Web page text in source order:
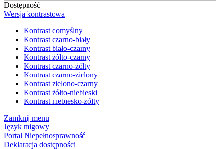
Dostępność
Wersja kontrastowa
Kontrast domyślny
Kontrast czarno-biały
Kontrast biało-czarny
Kontrast żółto-czarny
Kontrast czarno-żółty
Kontrast czarno-zielony
Kontrast zielono-czarny
Kontrast żółto-niebieski
Kontrast niebiesko-żółty
Zamknij menu
Język migowy
Portal Niepełnosprawność
Deklaracja dostępności